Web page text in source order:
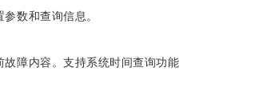
数和查询信息。
障内容。支持系统时间查询功能